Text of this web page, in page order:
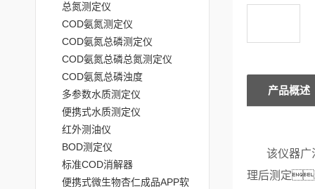
总氮测定仪
COD氨氮测定仪
COD氨氮总磷测定仪
COD氨氮总磷总氮测定仪
COD氨氮总磷浊度
多参数水质测定仪
便携式水质测定仪
红外测油仪
BOD测定仪
标准COD消解器
便携式微生物杏仁成品APP软
产品概述
该仪器广
理后测定